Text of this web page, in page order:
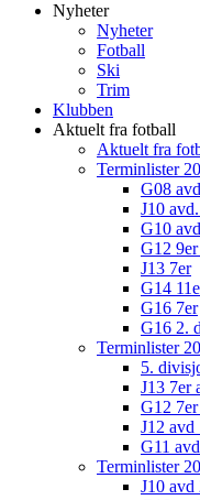
Nyheter
Nyheter
Fotball
Ski
Trim
Klubben
Aktuelt fra fotball
Aktuelt fra
Terminlister
G08
J10 avd.
G10
G12
J13 7er
G14
G16 7er
G16 2.
Terminlister
5.
J13 7er
G12
J12 avd
G11
Terminlister
J10 avd